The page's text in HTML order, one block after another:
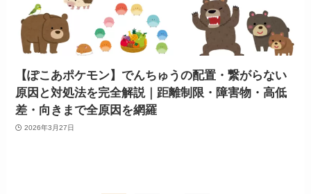
【ぽこあポケモン】でんちゅうの配置・繋がらない
原因と対処法を完全解説｜距離制限・障害物・高低
差・向きまで全原因を網羅
2026年3月27日